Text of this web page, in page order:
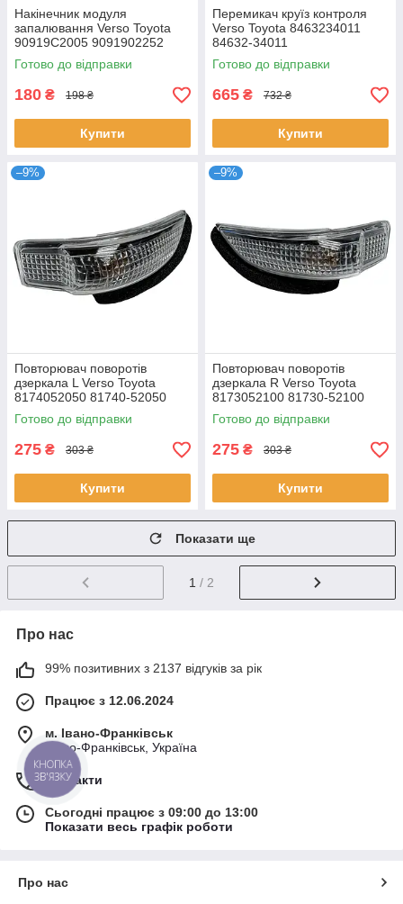
Накінечник модуля
запалювання Verso Toyota
90919C2005 9091902252
9091902258 90919C2003
Готово до відправки
180 ₴ 198 ₴
Купити
Перемикач круїз контроля
Verso Toyota 8463234011
84632-34011
Готово до відправки
665 ₴ 732 ₴
Купити
–9%
Повторювач поворотів
дзеркала L Verso Toyota
8174052050 81740-52050
Готово до відправки
275 ₴ 303 ₴
Купити
–9%
Повторювач поворотів
дзеркала R Verso Toyota
8173052100 81730-52100
Готово до відправки
275 ₴ 303 ₴
Купити
Показати ще
1 / 2
Про нас
99% позитивних з 2137 відгуків за рік
Працює з 12.06.2024
м. Івано-Франківськ
Івано-Франківськ, Україна
Контакти
Сьогодні працює з 09:00 до 13:00
Показати весь графік роботи
Про нас
КНОПКА
ЗВ'ЯЗКУ